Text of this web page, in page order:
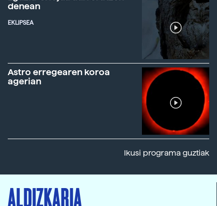
denean
EKLIPSEA
Astro erregearen koroa
agerian
Ikusi programa guztiak
ALDIZKARIA